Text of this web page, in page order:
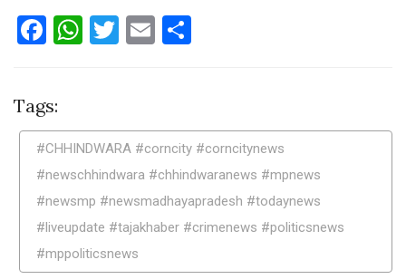
Facebook
WhatsApp
Twitter
Email
Tags:
#CHHINDWARA #corncity #corncitynews
#newschhindwara #chhindwaranews #mpnews
#newsmp #newsmadhayapradesh #todaynews
#liveupdate #tajakhaber #crimenews #politicsnews
#mppoliticsnews